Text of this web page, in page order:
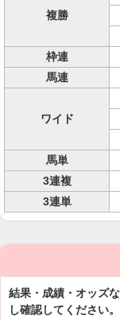
複勝
枠連
馬連
ワイド
馬単
3連複
3連単
結果・成績・オッズ
し確認してください。